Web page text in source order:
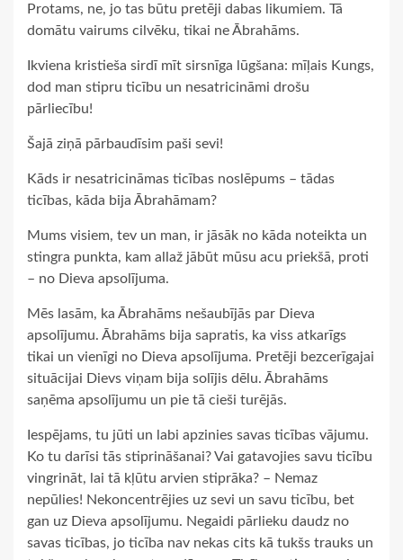
Protams, ne, jo tas būtu pretēji dabas likumiem. Tā
domātu vairums cilvēku, tikai ne Ābrahāms.
Ikviena kristieša sirdī mīt sirsnīga lūgšana: mīļais Kungs,
dod man stipru ticību un nesatricināmi drošu
pārliecību!
Šajā ziņā pārbaudīsim paši sevi!
Kāds ir nesatricināmas ticības noslēpums – tādas
ticības, kāda bija Ābrahāmam?
Mums visiem, tev un man, ir jāsāk no kāda noteikta un
stingra punkta, kam allaž jābūt mūsu acu priekšā, proti
– no Dieva apsolījuma.
Mēs lasām, ka Ābrahāms nešaubījās par Dieva
apsolījumu. Ābrahāms bija sapratis, ka viss atkarīgs
tikai un vienīgi no Dieva apsolījuma. Pretēji bezcerīgajai
situācijai Dievs viņam bija solījis dēlu. Ābrahāms
saņēma apsolījumu un pie tā cieši turējās.
Iespējams, tu jūti un labi apzinies savas ticības vājumu.
Ko tu darīsi tās stiprināšanai? Vai gatavojies savu ticību
vingrināt, lai tā kļūtu arvien stiprāka? – Nemaz
nepūlies! Nekoncentrējies uz sevi un savu ticību, bet
gan uz Dieva apsolījumu. Negaidi pārlieku daudz no
savas ticības, jo ticība nav nekas cits kā tukšs trauks un